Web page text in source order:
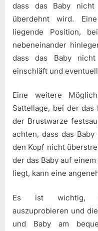
dass das Baby
überdehnt wird.
liegende Position,
nebeneinander
dass das Baby
einschläft und
Eine weitere
Sattellage, bei der
der Brustwarze
achten, dass das
den Kopf nicht
der das Baby auf
liegt, kann eine
Es ist wichtig,
auszuprobieren und
und Baby am